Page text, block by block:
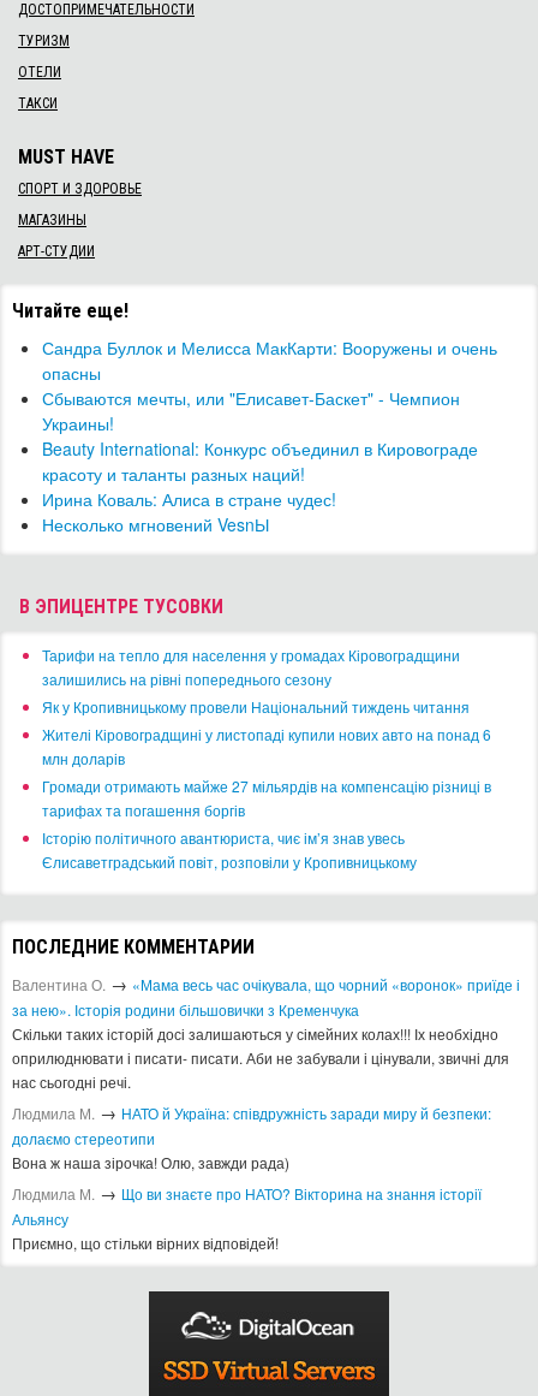
ДОСТОПРИМЕЧАТЕЛЬНОСТИ
ТУРИЗМ
ОТЕЛИ
ТАКСИ
MUST HAVE
СПОРТ И ЗДОРОВЬЕ
МАГАЗИНЫ
АРТ-СТУДИИ
Читайте еще!
Сандра Буллок и Мелисса МакКарти: Вооружены и очень
опасны
​Сбываются мечты, или "Елисавет-Баскет" - Чемпион
Украины!
Beauty International: Конкурс объединил в Кировограде
красоту и таланты разных наций!
Ирина Коваль: Алиса в стране чудес!
Несколько мгновений VesnЫ
В ЭПИЦЕНТРЕ ТУСОВКИ
​Тарифи на тепло для населення у громадах Кіровоградщини
залишились на рівні попереднього сезону
​Як у Кропивницькому провели Національний тиждень читання
​Жителі Кіровоградщині у листопаді купили нових авто на понад 6
млн доларів
​Громади отримають майже 27 мільярдів на компенсацію різниці в
тарифах та погашення боргів
Історію політичного авантюриста, чиє ім’я знав увесь
Єлисаветградський повіт, розповіли у Кропивницькому
ПОСЛЕДНИЕ КОММЕНТАРИИ
Валентина О. → «Мама весь час очікувала, що чорний «воронок» приїде і
за нею». Історія родини більшовички з Кременчука
Скільки таких історій досі залишаються у сімейних колах!!! Іх необхідно
оприлюднювати і писати- писати. Аби не забували і цінували, звичні для
нас сьогодні речі.
Людмила М. → ​НАТО й Україна: співдружність заради миру й безпеки:
долаємо стереотипи
Вона ж наша зірочка! Олю, завжди рада)
Людмила М. → Що ви знаєте про НАТО? Вікторина на знання історії
Альянсу ​
Приємно, що стільки вірних відповідей!